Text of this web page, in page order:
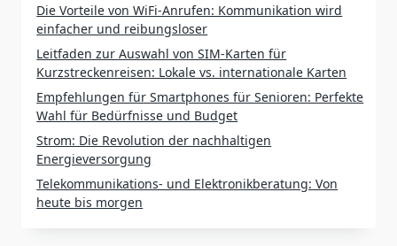
Die Vorteile von WiFi-Anrufen: Kommunikation wird
einfacher und reibungsloser
Leitfaden zur Auswahl von SIM-Karten für
Kurzstreckenreisen: Lokale vs. internationale Karten
Empfehlungen für Smartphones für Senioren: Perfekte
Wahl für Bedürfnisse und Budget
Strom: Die Revolution der nachhaltigen
Energieversorgung
Telekommunikations- und Elektronikberatung: Von
heute bis morgen